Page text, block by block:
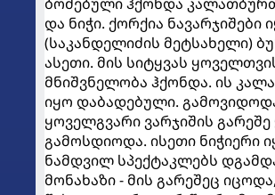
და ნიჭი. ქორქია ნავარჯიშები
(საკანდელიძის მეტსახელი)
ასეთი. მის სიტყვას
მნიშვნელობა ჰქონდა. ის
იყო დაბადებული.
ყოველგვარი ვარჯიშის
გამოსდიოდა. ისეთი ნიჭიერი
ნამდვილ სპექტაკლებს
მონახაზი - მის გარეშეც